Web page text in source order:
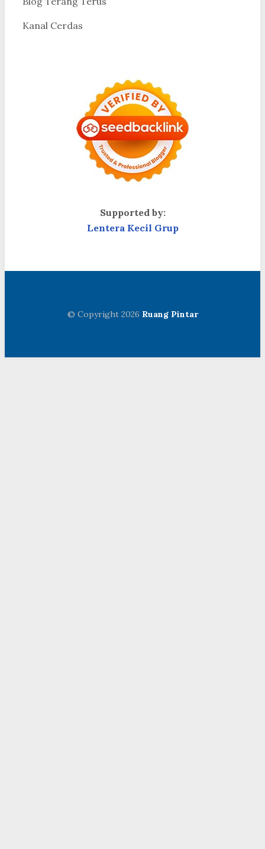
Kanal Cerdas
Supported by:
Lentera Kecil Grup
© Copyright 2026 Ruang Pintar